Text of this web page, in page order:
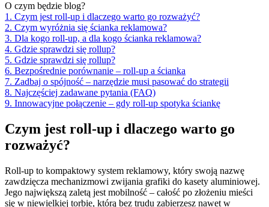
O czym będzie blog?
1. Czym jest roll‑up i dlaczego warto go rozważyć?
2. Czym wyróżnia się ścianka reklamowa?
3. Dla kogo roll-up, a dla kogo ścianka reklamowa?
4. Gdzie sprawdzi się rollup?
5. Gdzie sprawdzi się rollup?
6. Bezpośrednie porównanie – roll-up a ścianka
7. Zadbaj o spójność – narzędzie musi pasować do strategii
8. Najczęściej zadawane pytania (FAQ)
9. Innowacyjne połączenie – gdy roll-up spotyka ściankę
Czym jest roll‑up i dlaczego warto go
rozważyć?
Roll-up to kompaktowy system reklamowy, który swoją nazwę
zawdzięcza mechanizmowi zwijania grafiki do kasety aluminiowej.
Jego największą zaletą jest mobilność – całość po złożeniu mieści
się w niewielkiej torbie, którą bez trudu zabierzesz nawet w